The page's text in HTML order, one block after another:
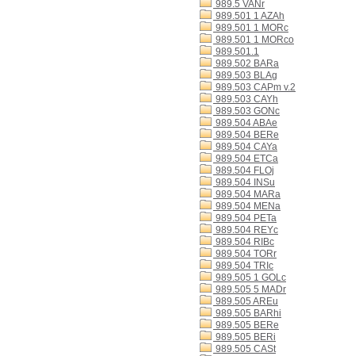
989.5 VANr
989.501 1 AZAh
989.501 1 MORc
989.501 1 MORco
989.501.1
989.502 BARa
989.503 BLAg
989.503 CAPm v.2
989.503 CAYh
989.503 GONc
989.504 ABAe
989.504 BERe
989.504 CAYa
989.504 ETCa
989.504 FLOj
989.504 INSu
989.504 MARa
989.504 MENa
989.504 PETa
989.504 REYc
989.504 RIBc
989.504 TORr
989.504 TRIc
989.505 1 GOLc
989.505 5 MADr
989.505 AREu
989.505 BARhi
989.505 BERe
989.505 BERi
989.505 CASt